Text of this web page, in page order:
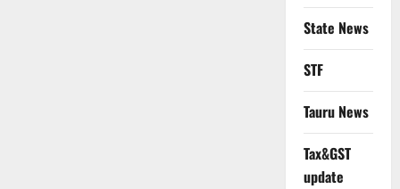
State News
STF
Tauru News
Tax&GST
update